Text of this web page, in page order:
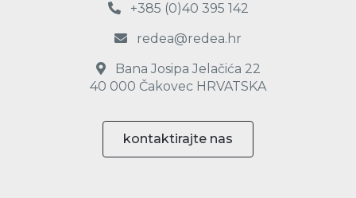
+385 (0)40 395 142
redea@redea.hr
Bana Josipa Jelačića 22
40 000 Čakovec HRVATSKA
kontaktirajte nas